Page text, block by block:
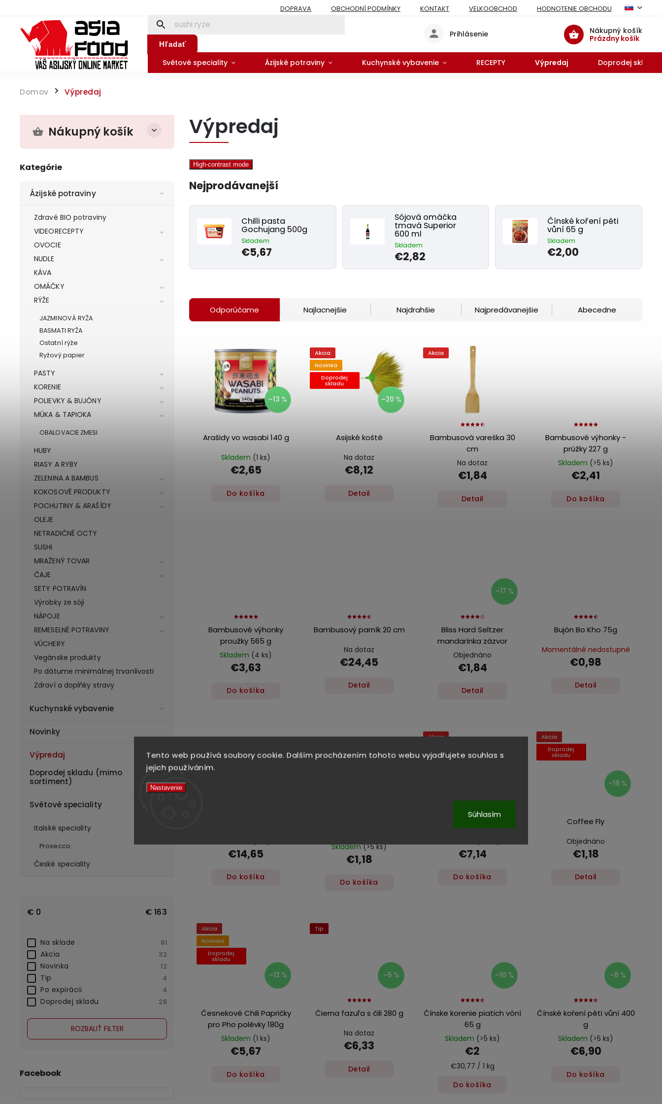
Tento web používá soubory cookie. Dalším procházením tohoto webu vyjadřujete souhlas s
jejich používáním.
Nastavenie
Súhlasím
DOPRAVA OBCHODNÍ PODMÍNKY KONTAKT VELKOOBCHOD HODNOTENIE OBCHODU
Hľadať
Nákupný košík
Prázdny košík
Prihlásenie
Světové speciality Ázijské potraviny Kuchynské vybavenie RECEPTY Výpredaj Doprodej skladu
Domov / Výpredaj
Nákupný košík
Kategórie
Ázijské potraviny
Zdravé BIO potraviny
VIDEORECEPTY
OVOCIE
NUDLE
KÁVA
OMÁČKY
RÝŽE
JAZMINOVÁ RYŽA
BASMATI RYŽA
Ostatní rýže
Ryžový papier
PASTY
KORENIE
POLIEVKY & BUJÓNY
MÚKA & TAPIOKA
OBALOVACIE ZMESI
HUBY
RIASY A RYBY
ZELENINA A BAMBUS
KOKOSOVÉ PRODUKTY
POCHUTINY & ARAŠÍDY
OLEJE
NETRADIČNÉ OCTY
SUSHI
MRAŽENÝ TOVAR
ČAJE
SETY POTRAVÍN
Výrobky ze sóji
NÁPOJE
REMESELNÉ POTRAVINY
VÚCHERY
Vegánske produkty
Po dátume minimálnej trvanlivosti
Zdraví a doplňky stravy
Kuchynské vybavenie
Novinky
Výpredaj
Doprodej skladu (mimo
sortiment)
Světové speciality
Italské speciality
Prosecco
České speciality
€ 0 € 163
Na sklade 91
Akcia 32
Novinka 12
Tip 4
Po expirácii 4
Doprodej skladu 28
ROZBALIŤ FILTER
Facebook
Výpredaj
High-contrast mode
Nejprodávanejší
Chilli pasta
Gochujang 500g
Skladem
€5,67
Sójová omáčka
tmavá Superior
600 ml
Skladem
€2,82
Čínské koření pěti
vůní 65 g
Skladem
€2,00
Odporúčame Najlacnejšie Najdrahšie Najpredávanejšie Abecedne
–13 %
Arašidy vo wasabi 140 g
Skladem (1 ks)
€2,65
Do košíka
Akcia
Novinka
Doprodej
skladu
–20 %
Asijské koště
Na dotaz
€8,12
Detail
Akcia
Bambusová vareška 30
cm
Na dotaz
€1,84
Detail
Bambusové výhonky -
prúžky 227 g
Skladem (>5 ks)
€2,41
Do košíka
Bambusové výhonky
proužky 565 g
Skladem (4 ks)
€3,63
Do košíka
Bambusový parník 20 cm
Na dotaz
€24,45
Detail
–17 %
Bliss Hard Seltzer
mandarínka zázvor
Objednáno
€1,84
Detail
Bujón Bo Kho 75g
Momentálně nedostupné
€0,98
Detail
€14,65
Do košíka
Skladem(>5 ks)
€1,18
Do košíka
Akcia
skladu
€7,14
Do košíka
Akcia
Doprodej
skladu
–19 %
Coffee Fly
Objednáno
€1,18
Detail
Akcia
Novinka
Doprodej
skladu
–12 %
Česnekové Chili Papričky
pro Pho polévky 180g
Skladem (1 ks)
€5,67
Do košíka
Tip
–5 %
Čierna fazuľa s čili 280 g
Na dotaz
€6,33
Detail
–10 %
Čínske korenie piatich vôní
65 g
Skladem (>5 ks)
€2
€30,77 / 1 kg
Do košíka
–8 %
Čínské koření pěti vůní 400
g
Skladem (>5 ks)
€6,90
Do košíka